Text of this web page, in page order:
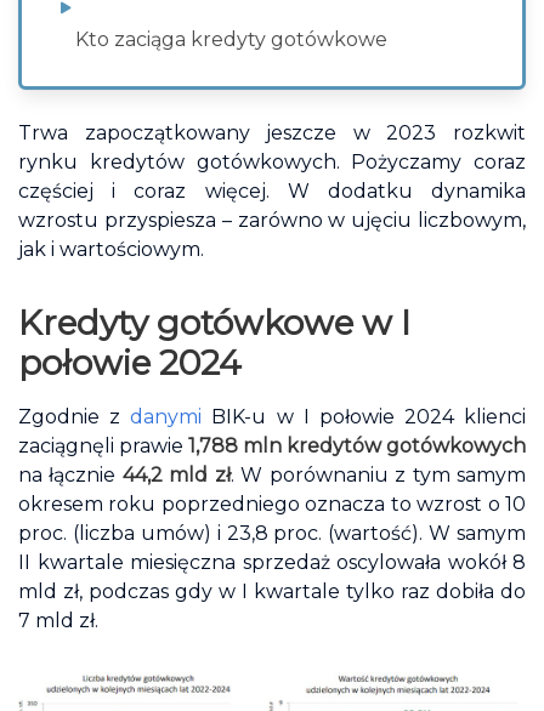
Kto zaciąga kredyty gotówkowe
Trwa zapoczątkowany jeszcze w 2023 rozkwit
rynku kredytów gotówkowych. Pożyczamy coraz
częściej i coraz więcej. W dodatku dynamika
wzrostu przyspiesza – zarówno w ujęciu liczbowym,
jak i wartościowym.
Kredyty gotówkowe w I
połowie 2024
Zgodnie zdanymi BIK-u w I połowie 2024 klienci
zaciągnęli prawie 1,788 mln kredytów gotówkowych
na łącznie 44,2 mld zł. W porównaniu z tym samym
okresem roku poprzedniego oznacza to wzrost o 10
proc. (liczba umów) i 23,8 proc. (wartość). W samym
II kwartale miesięczna sprzedaż oscylowała wokół 8
mld zł, podczas gdy w I kwartale tylko raz dobiła do
7 mld zł.